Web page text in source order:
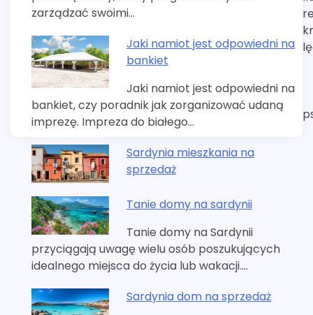
zarządzać swoimi…
Jaki namiot jest odpowiedni na
bankiet
Jaki namiot jest odpowiedni na
bankiet, czy poradnik jak zorganizować udaną
imprezę. Impreza do białego…
Sardynia mieszkania na
sprzedaż
Tanie domy na sardynii
Tanie domy na Sardynii
przyciągają uwagę wielu osób poszukujących
idealnego miejsca do życia lub wakacji.…
Sardynia dom na sprzedaż